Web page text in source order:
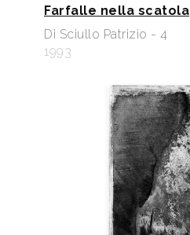
Farfalle nella scatola
Di Sciullo Patrizio - 4
1993